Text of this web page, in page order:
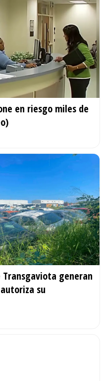
en riesgo miles de
Transgaviota generan
su